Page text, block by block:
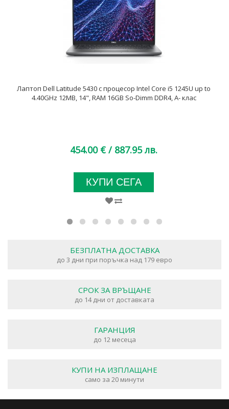
Лаптоп Dell Latitude 5430 с процесор Intel Core i5 1245U up to
4.40GHz 12MB, 14", RAM 16GB So-Dimm DDR4, A- клас
454.00 € / 887.95 лв.
КУПИ СЕГА
БЕЗПЛАТНА ДОСТАВКА
до 3 дни при поръчка над 179 евро
СРОК ЗА ВРЪЩАНЕ
до 14 дни от доставката
ГАРАНЦИЯ
до 12 месеца
КУПИ НА ИЗПЛАЩАНЕ
само за 20 минути